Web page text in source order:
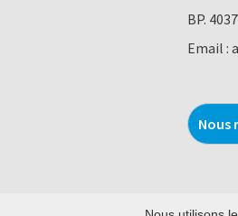
BP.
Email :
Nous